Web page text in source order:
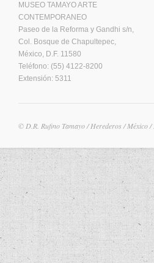
MUSEO TAMAYO ARTE
CONTEMPORANEO
Paseo de la Reforma y Gandhi s/n,
Col. Bosque de Chapultepec,
México, D.F. 11580
Teléfono: (55) 4122-8200
Extensión: 5311
© D.R. Rufino Tamayo / Herederos / México